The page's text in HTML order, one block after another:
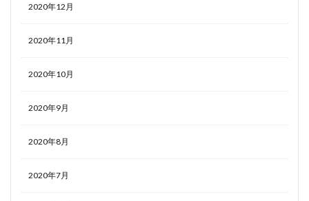
2020年12月
2020年11月
2020年10月
2020年9月
2020年8月
2020年7月